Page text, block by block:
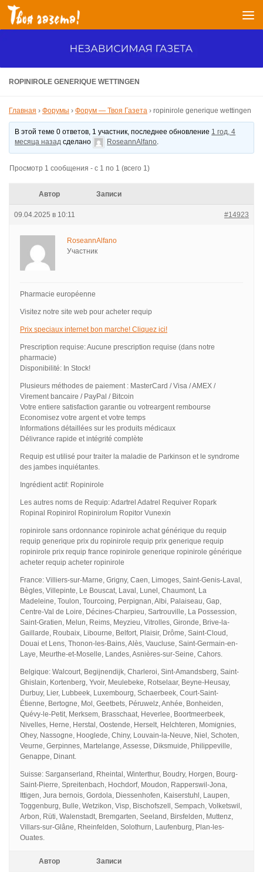
Перейти к содержимому
ROPINIROLE GENERIQUE WETTINGEN
Главная › Форумы › Форум — Твоя Газета › ropinirole generique wettingen
В этой теме 0 ответов, 1 участник, последнее обновление 1 год, 4
месяца назад сделано RoseannAlfano.
Просмотр 1 сообщения - с 1 по 1 (всего 1)
Автор Записи
09.04.2025 в 10:11 #14923
RoseannAlfano
Участник
Pharmacie européenne
Visitez notre site web pour acheter requip
Prix speciaux internet bon marche! Cliquez ici!
Prescription requise: Aucune prescription requise (dans notre
pharmacie)
Disponibilité: In Stock!
Plusieurs méthodes de paiement : MasterCard / Visa / AMEX /
Virement bancaire / PayPal / Bitcoin
Votre entiere satisfaction garantie ou votreargent rembourse
Economisez votre argent et votre temps
Informations détaillées sur les produits médicaux
Délivrance rapide et intégrité complète
Requip est utilisé pour traiter la maladie de Parkinson et le syndrome
des jambes inquiétantes.
Ingrédient actif: Ropinirole
Les autres noms de Requip: Adartrel Adatrel Requiver Ropark
Ropinal Ropinirol Ropinirolum Ropitor Vunexin
ropinirole sans ordonnance ropinirole achat générique du requip
requip generique prix du ropinirole requip prix generique requip
ropinirole prix requip france ropinirole generique ropinirole générique
acheter requip acheter ropinirole
France: Villiers-sur-Marne, Grigny, Caen, Limoges, Saint-Genis-Laval,
Bègles, Villepinte, Le Bouscat, Laval, Lunel, Chaumont, La
Madeleine, Toulon, Tourcoing, Perpignan, Albi, Palaiseau, Gap,
Centre-Val de Loire, Décines-Charpieu, Sartrouville, La Possession,
Saint-Gratien, Melun, Reims, Meyzieu, Vitrolles, Gironde, Brive-la-
Gaillarde, Roubaix, Libourne, Belfort, Plaisir, Drôme, Saint-Cloud,
Douai et Lens, Thonon-les-Bains, Alès, Vaucluse, Saint-Germain-en-
Laye, Meurthe-et-Moselle, Landes, Asnières-sur-Seine, Cahors.
Belgique: Walcourt, Begijnendijk, Charleroi, Sint-Amandsberg, Saint-
Ghislain, Kortenberg, Yvoir, Meulebeke, Rotselaar, Beyne-Heusay,
Durbuy, Lier, Lubbeek, Luxembourg, Schaerbeek, Court-Saint-
Étienne, Bertogne, Mol, Geetbets, Péruwelz, Anhée, Bonheiden,
Quévy-le-Petit, Merksem, Brasschaat, Heverlee, Boortmeerbeek,
Nivelles, Herne, Herstal, Oostende, Herselt, Helchteren, Momignies,
Ohey, Nassogne, Hooglede, Chiny, Louvain-la-Neuve, Niel, Schoten,
Veurne, Gerpinnes, Martelange, Assesse, Diksmuide, Philippeville,
Genappe, Dinant.
Suisse: Sarganserland, Rheintal, Winterthur, Boudry, Horgen, Bourg-
Saint-Pierre, Spreitenbach, Hochdorf, Moudon, Rapperswil-Jona,
Ittigen, Jura bernois, Gordola, Diessenhofen, Kaiserstuhl, Laupen,
Toggenburg, Bulle, Wetzikon, Visp, Bischofszell, Sempach, Volketswil,
Arbon, Rüti, Walenstadt, Bremgarten, Seeland, Birsfelden, Muttenz,
Villars-sur-Glâne, Rheinfelden, Solothurn, Laufenburg, Plan-les-
Ouates.
Автор Записи